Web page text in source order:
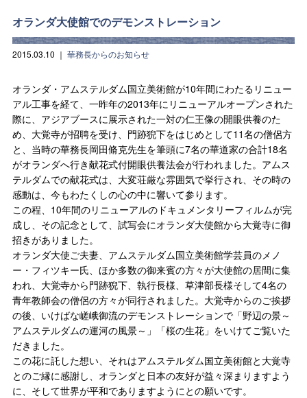
オランダ大使館でのデモンストレーション
2015.03.10 ｜ 華務長からのお知らせ
オランダ・アムステルダム国立美術館が10年間にわたるリニュー
アル工事を経て、一昨年の2013年にリニューアルオープンされた
際に、アジアブースに展示された一対の仁王像の開眼供養のた
め、大覚寺が招聘を受け、門跡猊下をはじめとして11名の僧侶方
と、当時の華務長岡田脩克先生を筆頭に7名の華道家の合計18名
がオランダへ行き献花式付開眼供養法会が行われました。アムス
テルダムでの献花式は、大変荘厳な雰囲気で挙行され、その時の
感動は、今もわたくしの心の中に響いて参ります。
この程、10年間のリニューアルのドキュメンタリーフィルムが完
成し、その記念として、試写会にオランダ大使館から大覚寺に御
招きがありました。
オランダ大使ご夫妻、アムステルダム国立美術館学芸員のメノ
ー・フィツキー氏、ほか多数の御来賓の方々が大使館の居間に集
われ、大覚寺から門跡猊下、執行長様、草津部長様そして4名の
青年教師会の僧侶の方々が同行されました。大覚寺からのご挨拶
の後、いけばな嵯峨御流のデモンストレーションで「野辺の景～
アムステルダムの運河の風景～」「桜の生花」をいけてご覧いた
だきました。
この花に託した想い、それはアムステルダム国立美術館と大覚寺
とのご縁に感謝し、オランダと日本の友好が益々深まりますよう
に、そして世界が平和でありますようにとの願いです。